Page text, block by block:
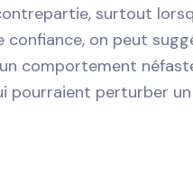
surtout
confiance, on peut
comportement
pourraient perturber